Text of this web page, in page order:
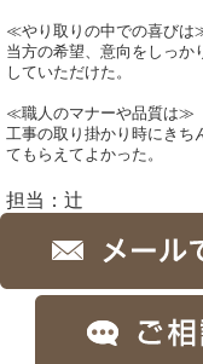
≪やり取りの中での喜びは
当方の希望、意向をしっか
していただけた。
≪職人のマナーや品質は≫
工事の取り掛かり時にきち
てもらえてよかった。
担当：辻